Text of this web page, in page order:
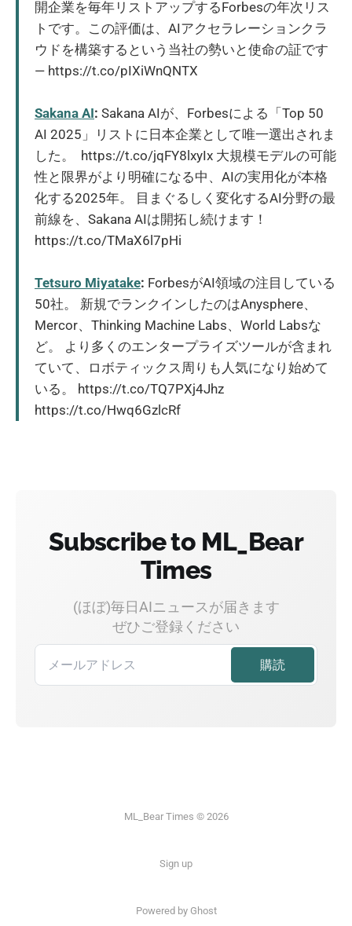
開企業を毎年リストアップするForbesの年次リス
トです。この評価は、AIアクセラレーションクラ
ウドを構築するという当社の勢いと使命の証です
— https://t.co/pIXiWnQNTX
Sakana AI: Sakana AIが、Forbesによる「Top 50
AI 2025」リストに日本企業として唯一選出されま
した。 https://t.co/jqFY8lxyIx 大規模モデルの可能
性と限界がより明確になる中、AIの実用化が本格
化する2025年。 目まぐるしく変化するAI分野の最
前線を、Sakana AIは開拓し続けます！
https://t.co/TMaX6l7pHi
Tetsuro Miyatake: ForbesがAI領域の注目している
50社。 新規でランクインしたのはAnysphere、
Mercor、Thinking Machine Labs、World Labsな
ど。 より多くのエンタープライズツールが含まれ
ていて、ロボティックス周りも人気になり始めて
いる。 https://t.co/TQ7PXj4Jhz
https://t.co/Hwq6GzlcRf
Subscribe to ML_Bear
Times
(ほぼ)毎日AIニュースが届きます
ぜひご登録ください
ML_Bear Times © 2026
Sign up
Powered by Ghost